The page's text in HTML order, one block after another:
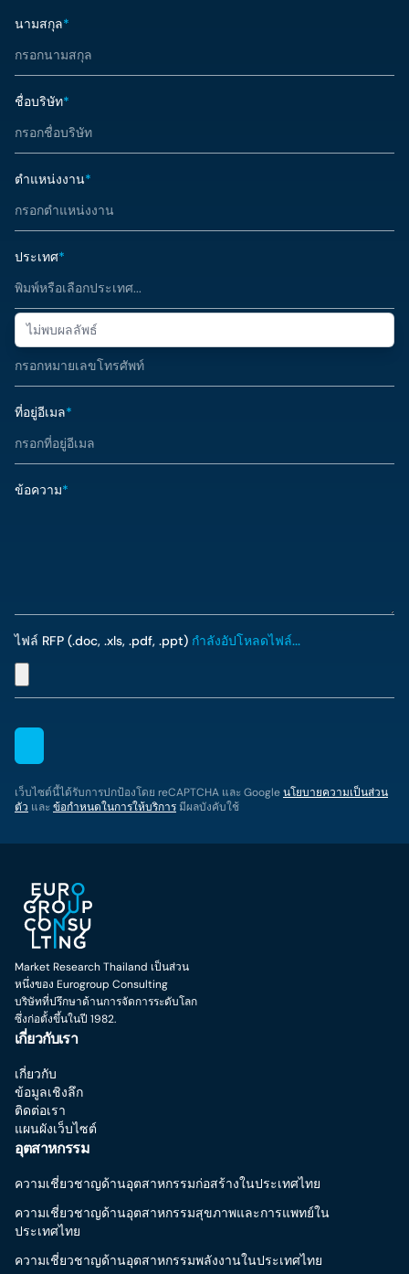
นามสกุล*
ชื่อบริษัท*
ตำแหน่งงาน*
ประเทศ*
ไม่พบผลลัพธ์
หมายเลขโทรศัพท์
ที่อยู่อีเมล*
ข้อความ*
ไฟล์ RFP (.doc, .xls, .pdf, .ppt) กำลังอัปโหลดไฟล์...
เว็บไซต์นี้ได้รับการปกป้องโดย reCAPTCHA และ Googleนโยบายความเป็นส่วน
ตัว และ ข้อกำหนดในการให้บริการมีผลบังคับใช้
Market Research Thailand เป็นส่วน
หนึ่งของ Eurogroup Consulting
บริษัทที่ปรึกษาด้านการจัดการระดับโลก
ซึ่งก่อตั้งขึ้นในปี 1982.
เกี่ยวกับเรา
เกี่ยวกับ
ข้อมูลเชิงลึก
ติดต่อเรา
แผนผังเว็บไซต์
อุตสาหกรรม
ความเชี่ยวชาญด้านอุตสาหกรรมก่อสร้างในประเทศไทย
ความเชี่ยวชาญด้านอุตสาหกรรมสุขภาพและการแพทย์ใน
ประเทศไทย
ความเชี่ยวชาญด้านอุตสาหกรรมพลังงานในประเทศไทย